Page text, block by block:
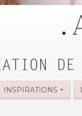
INSPIRATIONS +